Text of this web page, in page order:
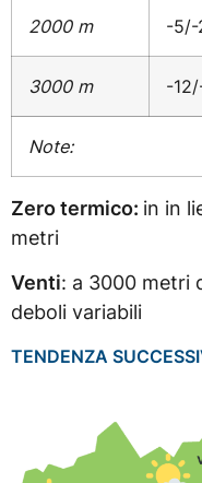
2000 m -5/-
3000 m -
Note:
Zero termico: in in
metri
Venti: a 3000 metri
deboli variabili
TENDENZA